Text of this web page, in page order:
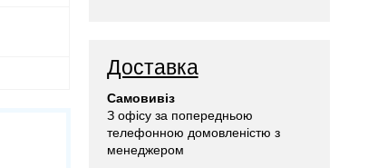
Доставка
Самовивіз
З офісу за попередньою
телефонною домовленістю з
менеджером